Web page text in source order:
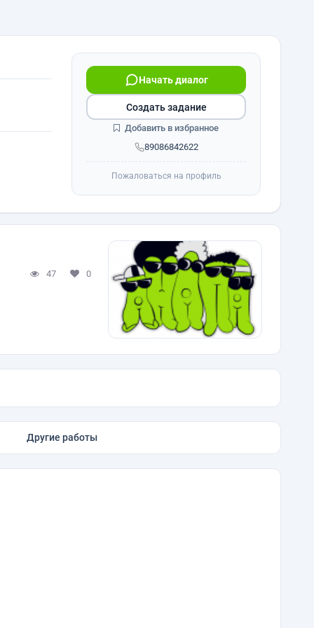
89086842622
Начать диалог
Создать задание
Добавить в избранное
Пожаловаться на профиль
47 0
Другие работы